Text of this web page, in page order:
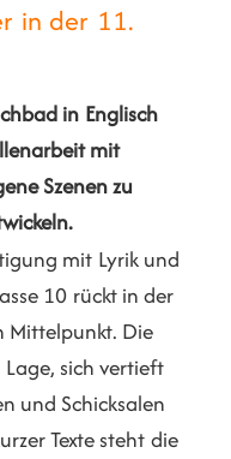
in der 11.
in Englisch
mit
Szenen zu
mit Lyrik und
10 rückt in der
Mittelpunkt. Die
sich vertieft
und Schicksalen
Texte steht die